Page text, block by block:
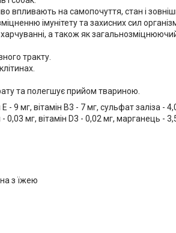
впливають на самопочуття, стан і
імунітету та захисних сил
а також як загальнозміцнюючий,
тракту.
та полегшує прийом твариною.
мг, вітамін В3 - 7 мг, сульфат заліза -
0,03 мг, вітамін D3 - 0,02 мг, марганець -
з їжею